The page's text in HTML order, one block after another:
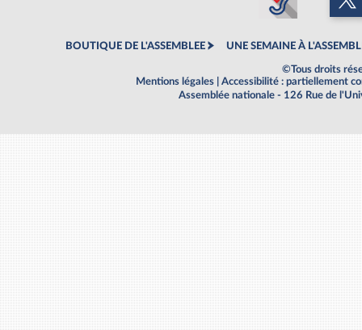
BOUTIQUE DE L'ASSEMBLEE UNE SEMAINE À
©Tous droits
Mentions légales
Accessibilité : partiellement
Assemblée nationale - 126 Rue de